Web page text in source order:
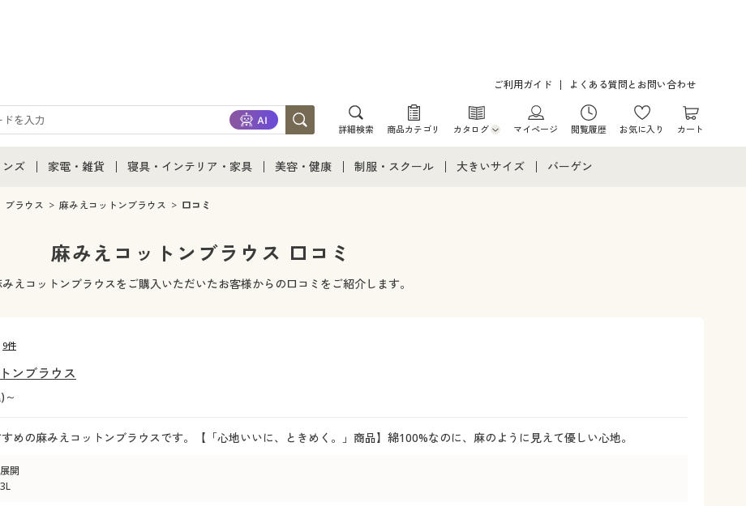
ご利用ガイド よくある質問とお問い合わせ
詳細検索 商品カテゴリ カタログ
カタログ・チラシからのご注文
マイページ 閲覧履歴 お気に入り カート
て
ンズ
ンズ通販すべて
メンズファッション
ンズ下着
家電・雑貨
家電・雑貨すべて
家電
キッチン・雑貨・日用品
寝具・インテリア・家具
寝具・インテリア・家具通販すべて
家具・収納
寝具・ベッド
美容・健康
美容・健康・サプリメント
制服・スクール
ジュニア・ティーンズ下着
大きいサイズ バーゲン
ブラウス 麻みえコットンブラウス 口コミ
麻みえコットンブラウス 口コミ
えコットンブラウスをご購入いただいたお客様からの口コミをご紹介します。
ンブラウス
～
めの麻みえコットンブラウスです。【「心地いいに、ときめく。」商品】綿100%なのに、麻のように見えて優しい心地。
開
9件